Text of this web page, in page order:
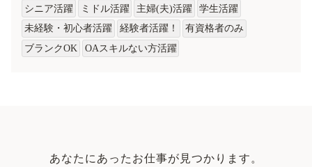
シニア活躍 ミドル活躍 主婦(夫)活躍
学生活躍
未経験・初心者活躍
経験者活躍！
有資格者のみ
ブランクOK
OAスキルない方活躍
あなたにあったお仕事が見つかります。